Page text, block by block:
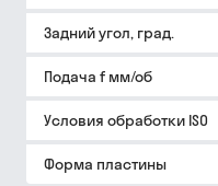
Задний угол, град.
Подача f мм/об
Условия обработки ISO
Форма пластины